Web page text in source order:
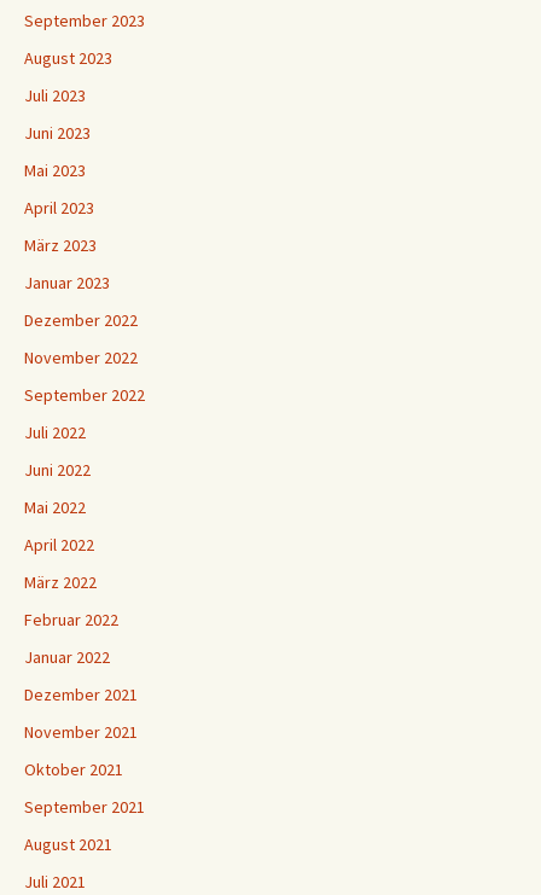
September 2023
August 2023
Juli 2023
Juni 2023
Mai 2023
April 2023
März 2023
Januar 2023
Dezember 2022
November 2022
September 2022
Juli 2022
Juni 2022
Mai 2022
April 2022
März 2022
Februar 2022
Januar 2022
Dezember 2021
November 2021
Oktober 2021
September 2021
August 2021
Juli 2021